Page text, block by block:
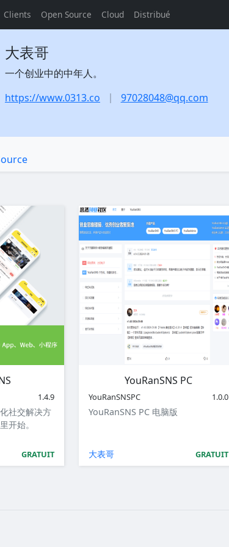
Clients Open Source Cloud Distribué
大表哥
一个创业中的中年人。
https://www.0313.co
97028048@qq.com
1.4.9
社交解决方
开始。
GRATUIT
YouRanSNS PC
YouRanSNSPC 1.0.0
YouRanSNS PC 电脑版
大表哥 GRATUIT